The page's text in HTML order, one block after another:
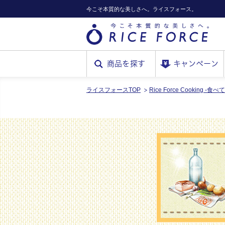
今こそ本質的な美しさへ。ライスフォース。
RICE
商品を探す キャンペーン
ライスフォースTOP Rice Force Cooking -食べ